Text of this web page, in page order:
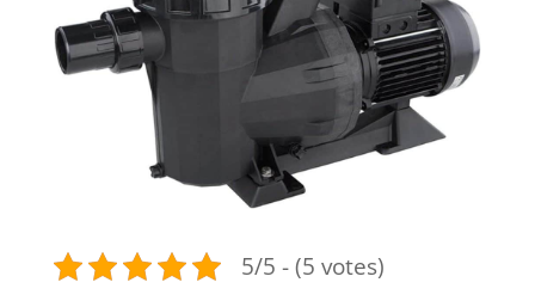
5/5 - (5 votes)